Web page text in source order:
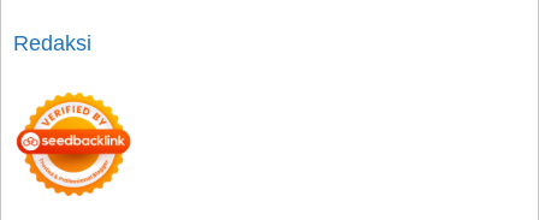
Redaksi